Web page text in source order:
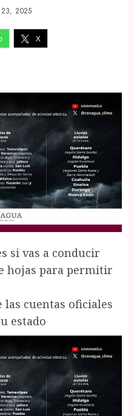
X
23, 2025
si vas a conducir
hojas para permitir
cuentas oficiales
estado